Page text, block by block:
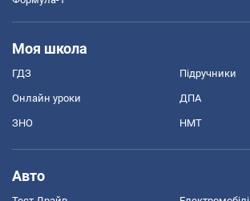
Моя школа
ГДЗ Підручники
Онлайн уроки ДПА
ЗНО НМТ
Авто